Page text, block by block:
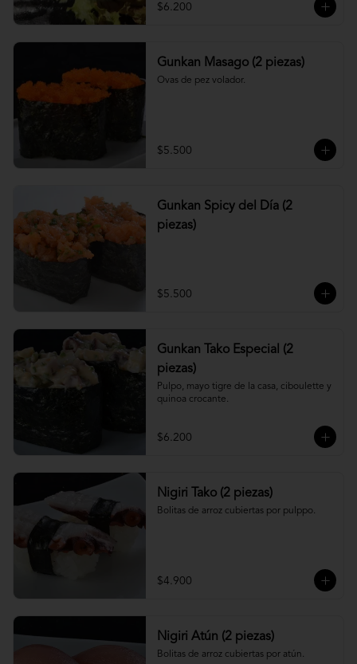
$6.200
Gunkan Masago (2 piezas)
Ovas de pez volador.
$5.500
Gunkan Spicy del Día (2
piezas)
$5.500
Gunkan Tako Especial (2
piezas)
Pulpo, mayo tigre de la casa, ciboulette y
quinoa crocante.
$6.200
Nigiri Tako (2 piezas)
Bolitas de arroz cubiertas por pulppo.
$4.900
Nigiri Atún (2 piezas)
Bolitas de arroz cubiertas por atún.